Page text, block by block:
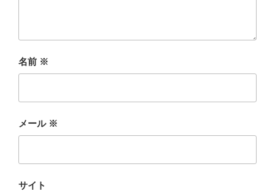
名前 ※
メール ※
サイト